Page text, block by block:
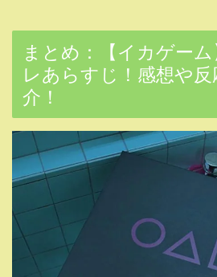
まとめ：【イカゲー
レあらすじ！感想や
介！